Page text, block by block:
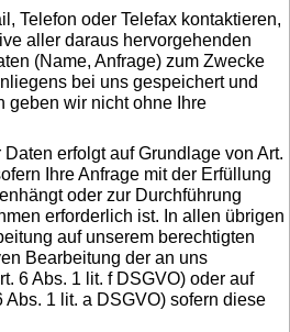
Telefon oder Telefax kontaktieren,
aller daraus hervorgehenden
(Name, Anfrage) zum Zwecke
bei uns gespeichert und
geben wir nicht ohne Ihre
erfolgt auf Grundlage von Art.
Ihre Anfrage mit der Erfüllung
oder zur Durchführung
erforderlich ist. In allen übrigen
auf unserem berechtigten
Bearbeitung der an uns
6 Abs. 1 lit. f DSGVO) oder auf
Abs. 1 lit. a DSGVO) sofern diese